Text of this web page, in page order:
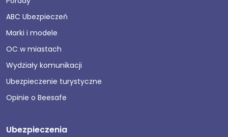
ABC Ubezpieczeń
Marki i modele
OC w miastach
Wydziały komunikacji
Ubezpieczenie turystyczne
Opinie o Beesafe
Ubezpieczenia